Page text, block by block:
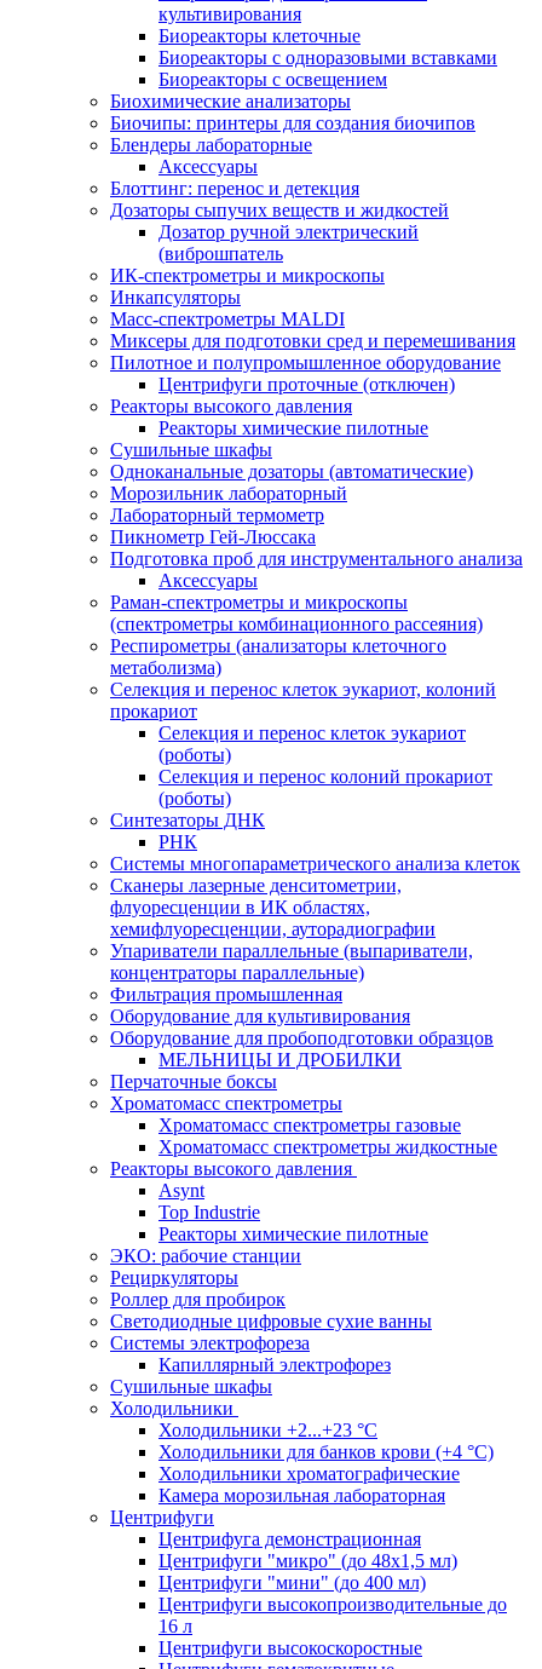
культивирования
Биореакторы клеточные
Биореакторы с одноразовыми вставками
Биореакторы с освещением
Биохимические анализаторы
Биочипы: принтеры для создания биочипов
Блендеры лабораторные
Аксессуары
Блоттинг: перенос и детекция
Дозаторы сыпучих веществ и жидкостей
Дозатор ручной электрический
(виброшпатель
ИК-спектрометры и микроскопы
Инкапсуляторы
Масс-спектрометры MALDI
Миксеры для подготовки сред и перемешивания
Пилотное и полупромышленное оборудование
Центрифуги проточные (отключен)
Реакторы высокого давления
Реакторы химические пилотные
Сушильные шкафы
Одноканальные дозаторы (автоматические)
Морозильник лабораторный
Лабораторный термометр
Пикнометр Гей-Люссака
Подготовка проб для инструментального анализа
Аксессуары
Раман-спектрометры и микроскопы
(спектрометры комбинационного рассеяния)
Респирометры (анализаторы клеточного
метаболизма)
Селекция и перенос клеток эукариот, колоний
прокариот
Селекция и перенос клеток эукариот
(роботы)
Селекция и перенос колоний прокариот
(роботы)
Синтезаторы ДНК
РНК
Системы многопараметрического анализа клеток
Сканеры лазерные денситометрии,
флуоресценции в ИК областях,
хемифлуоресценции, ауторадиографии
Упариватели параллельные (выпариватели,
концентраторы параллельные)
Фильтрация промышленная
Оборудование для культивирования
Оборудование для пробоподготовки образцов
МЕЛЬНИЦЫ И ДРОБИЛКИ
Перчаточные боксы
Хроматомасс спектрометры
Хроматомасс спектрометры газовые
Хроматомасс спектрометры жидкостные
Реакторы высокого давления
Asynt
Top Industrie
Реакторы химические пилотные
ЭКО: рабочие станции
Рециркуляторы
Роллер для пробирок
Светодиодные цифровые сухие ванны
Системы электрофореза
Капиллярный электрофорез
Сушильные шкафы
Холодильники
Холодильники +2...+23 °С
Холодильники для банков крови (+4 °С)
Холодильники хроматографические
Камера морозильная лабораторная
Центрифуги
Центрифуга демонстрационная
Центрифуги "микро" (до 48x1,5 мл)
Центрифуги "мини" (до 400 мл)
Центрифуги высокопроизводительные до
16 л
Центрифуги высокоскоростные